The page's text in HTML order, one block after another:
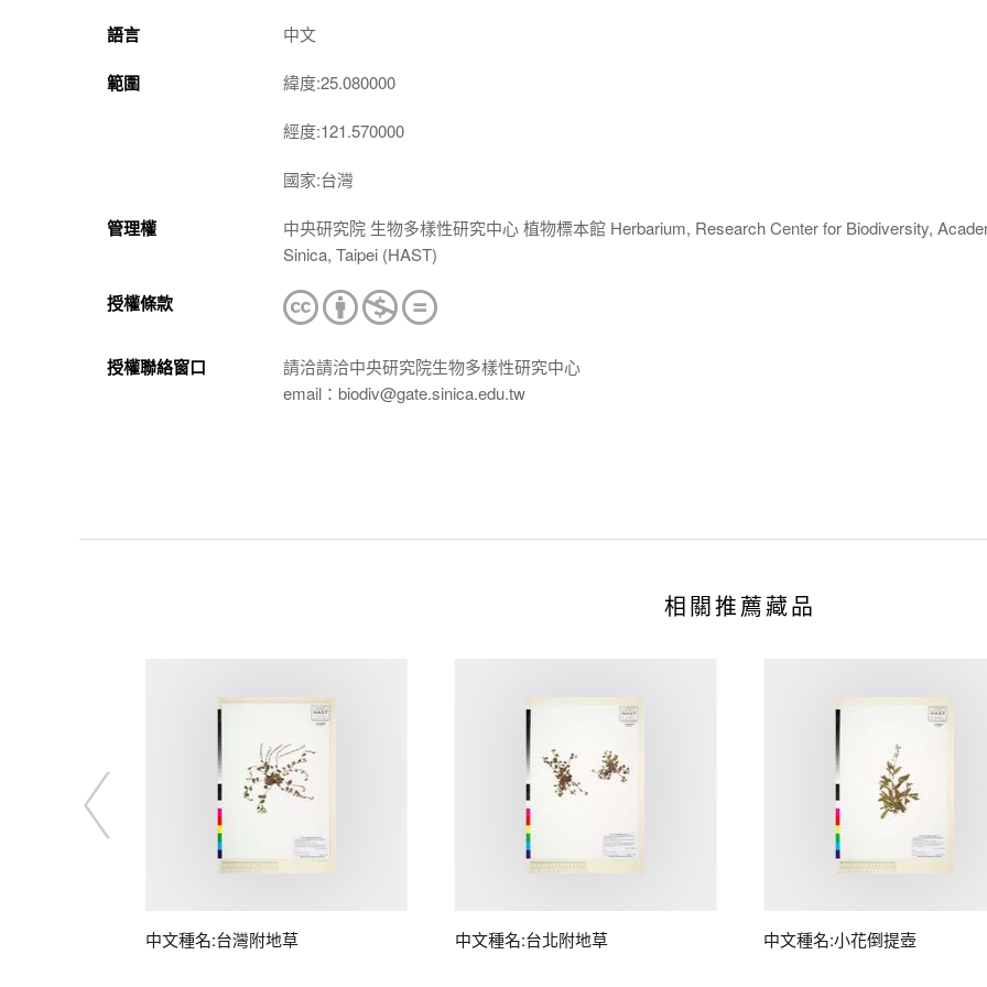
語言 中文
範圍 緯度:25.080000
經度:121.570000
國家:台灣
管理權
中央研究院 生物多樣性研究中心 植物標本館 Herbarium, Research Center for Biodiversity,
Sinica, Taipei (HAST)
授權條款
授權聯絡窗口
請洽請洽中央研究院生物多樣性研究中心
email：biodiv@gate.sinica.edu.tw
相關推薦藏品
中文種名:台灣附地草 中文種名:台北附地草 中文種名:小花倒提壺